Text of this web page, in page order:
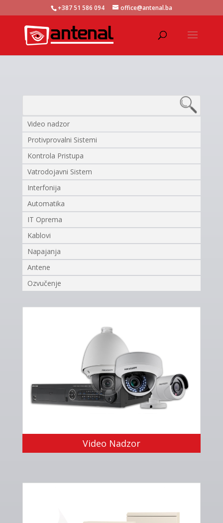
+387 51 586 094 office@antenal.ba
Video nadzor
Protivprovalni Sistemi
Kontrola Pristupa
Vatrodojavni Sistem
Interfonija
Automatika
IT Oprema
Kablovi
Napajanja
Antene
Ozvučenje
Video Nadzor